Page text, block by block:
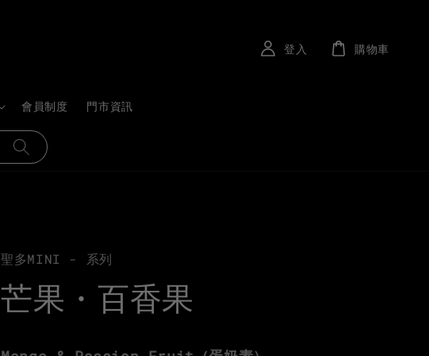
會員制度 門市資訊
登入 購物車
聖多MINI - 系列
芒果・百香果